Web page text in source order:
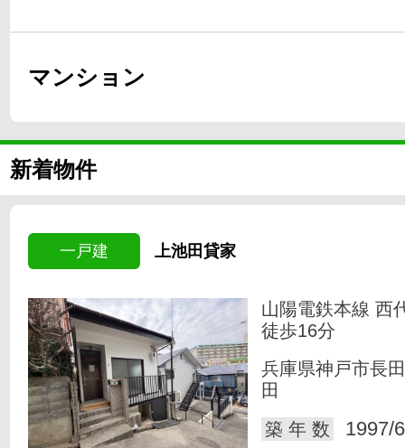
マンション
新着物件
一戸建 上池田貸家
山陽電鉄本線 西
徒歩16分
兵庫県神戸市長
田
築 年 数
1997/